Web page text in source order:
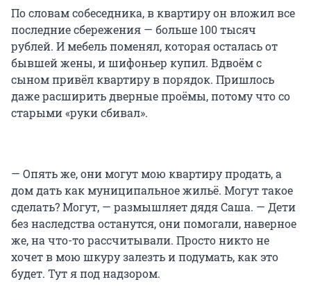
По словам собеседника, в квартиру он вложил все
последние сбережения — больше 100 тысяч
рублей. И мебель поменял, которая осталась от
бывшей жены, и шифоньер купил. Вдвоём с
сыном привёл квартиру в порядок. Пришлось
даже расширить дверные проёмы, потому что со
старыми «руки сбивал».
— Опять же, они могут мою квартиру продать, а
дом дать как муниципальное жильё. Могут такое
сделать? Могут, — размышляет дядя Саша. — Дети
без наследства останутся, они помогали, наверное
же, на что-то рассчитывали. Просто никто не
хочет в мою шкуру залезть и подумать, как это
будет. Тут я под надзором.